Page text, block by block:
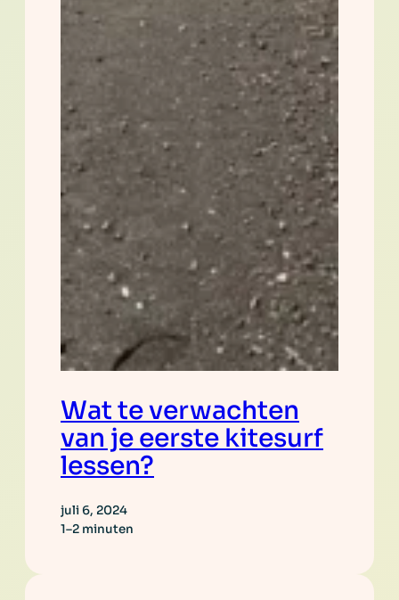
Wat te verwachten
van je eerste kitesurf
lessen?
juli 6, 2024
1–2 minuten